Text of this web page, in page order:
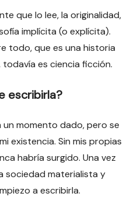
que lo lee, la originalidad,
implícita (o explícita).
todo, que es una historia
es ciencia ficción.
escribirla?
momento dado, pero se
existencia. Sin mis propias
habría surgido. Una vez
sociedad materialista y
a escribirla.